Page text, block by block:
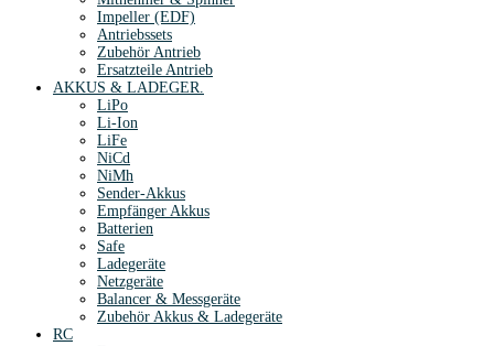
Impeller (EDF)
Antriebssets
Zubehör Antrieb
Ersatzteile Antrieb
AKKUS & LADEGER.
LiPo
Li-Ion
LiFe
NiCd
NiMh
Sender-Akkus
Empfänger Akkus
Batterien
Safe
Ladegeräte
Netzgeräte
Balancer & Messgeräte
Zubehör Akkus & Ladegeräte
RC